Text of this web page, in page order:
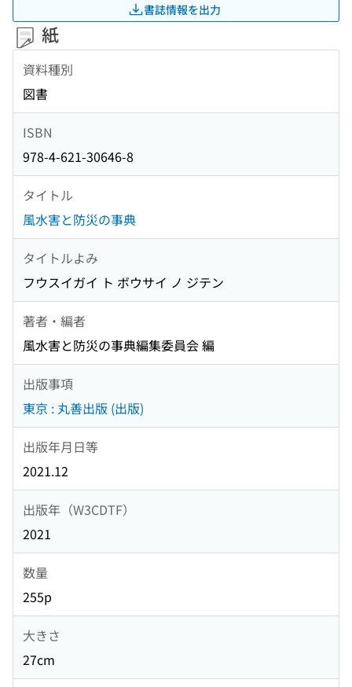
書誌情報を出力
紙
資料種別
図書
ISBN
978-4-621-30646-8
タイトル
風水害と防災の事典
タイトルよみ
フウスイガイ ト ボウサイ ノ ジテン
著者・編者
風水害と防災の事典編集委員会 編
出版事項
東京 : 丸善出版 (出版)
出版年月日等
2021.12
出版年（W3CDTF）
2021
数量
255p
大きさ
27cm